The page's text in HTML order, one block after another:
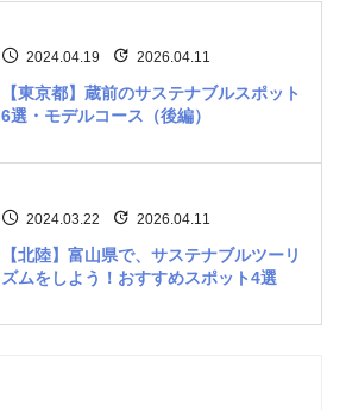
2024.04.19 2026.04.11
【東京都】蔵前のサステナブルスポット
6選・モデルコース（後編）
2024.03.22 2026.04.11
【北陸】富山県で、サステナブルツーリ
ズムをしよう！おすすめスポット4選